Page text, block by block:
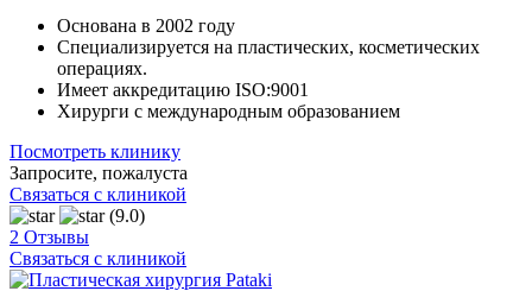
Основана в 2002 году
Специализируется на пластических, косметических
операциях.
Имеет аккредитацию ISO:9001
Хирурги с международным образованием
Посмотреть клинику
Запросите, пожалуста
Связаться с клиникой
(9.0)
2 Отзывы
Связаться с клиникой